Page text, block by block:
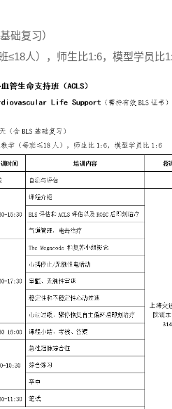
础复习）
≤18人），师生比1:6，模型学员比